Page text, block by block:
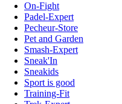
On-Fight
Padel-Expert
Pecheur-Store
Pet and Garden
Smash-Expert
Sneak'In
Sneakids
Sport is good
Training-Fit